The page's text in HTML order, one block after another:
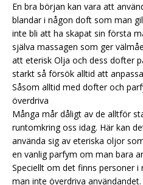
En bra början kan vara att
blandar i någon doft som man
inte bli att ha skapat sin första
själva massagen som ger
att eterisk Olja och dess dofter
starkt så försök alltid att
Såsom alltid med dofter och
överdriva
Många mår dåligt av de alltför
runtomkring oss idag. Här kan
använda sig av eteriska oljor
en vanlig parfym om man bara
Speciellt om det finns personer
man inte överdriva användandet.